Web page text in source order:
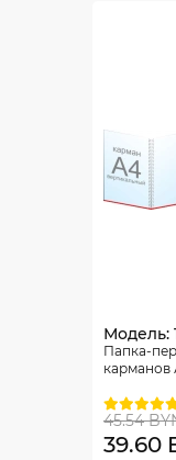
Модель:
Папка-
карманов
45.54
39.60